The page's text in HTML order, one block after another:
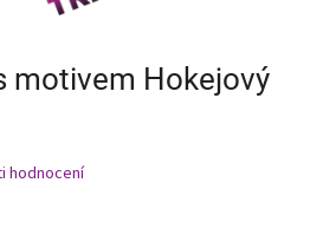
motivem Hokejový
hodnocení